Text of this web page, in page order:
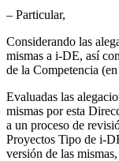
– Particular,
Considerando las
mismas a i-DE, así
de la Competencia
Evaluadas las
mismas por esta
a un proceso de
Proyectos Tipo de i-
versión de las